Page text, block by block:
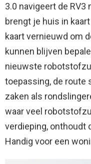
3.0 navigeert de
brengt je huis in
kaart vernieuwd om
kunnen blijven
nieuwste
toepassing, de route
zaken als
waar veel
verdieping, onthoudt
Handig voor een